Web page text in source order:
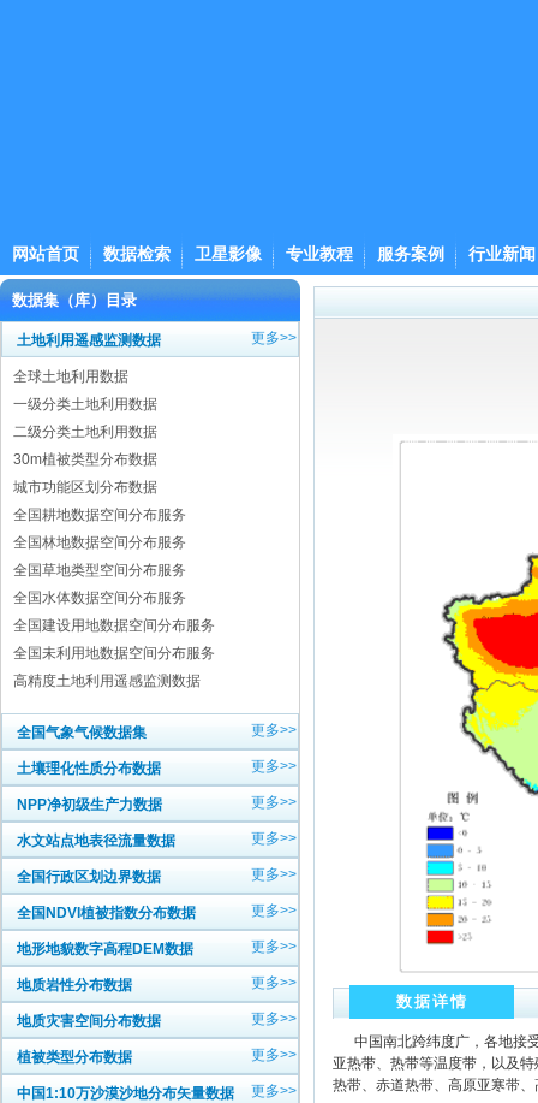
网站首页 数据检索 卫星影像 专业教程 服务案例 行业新闻
数据集（库）目录
土地利用遥感监测数据 更多>>
全球土地利用数据
一级分类土地利用数据
二级分类土地利用数据
30m植被类型分布数据
城市功能区划分布数据
全国耕地数据空间分布服务
全国林地数据空间分布服务
全国草地类型空间分布服务
全国水体数据空间分布服务
全国建设用地数据空间分布服务
全国未利用地数据空间分布服务
高精度土地利用遥感监测数据
全国气象气候数据集 更多>>
土壤理化性质分布数据 更多>>
NPP净初级生产力数据 更多>>
水文站点地表径流量数据 更多>>
全国行政区划边界数据 更多>>
全国NDVI植被指数分布数据 更多>>
地形地貌数字高程DEM数据 更多>>
地质岩性分布数据 更多>>
地质灾害空间分布数据 更多>>
植被类型分布数据 更多>>
中国1:10万沙漠沙地分布矢量数据 更多>>
数据详情
中国南北跨纬度广，各地接
亚热带、热带等温度带，以及
热带、赤道热带、高原亚寒带